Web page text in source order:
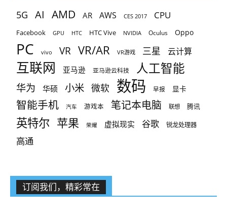
5G AI AMD AR AWS CES 2017 CPU
Facebook GPU HTC HTC Vive NVIDIA Oculus Oppo
PC vivo VR VR/AR VR游戏 三星 云计算
互联网 亚马逊 亚马逊云科技 人工智能
华为 华硕 小米 微软 数码 早报 显卡
智能手机 汽车 游戏本 笔记本电脑 联想 腾讯
英特尔 苹果 荣耀 虚拟现实 谷歌 锐龙处理器
高通
订阅我们，精彩常在